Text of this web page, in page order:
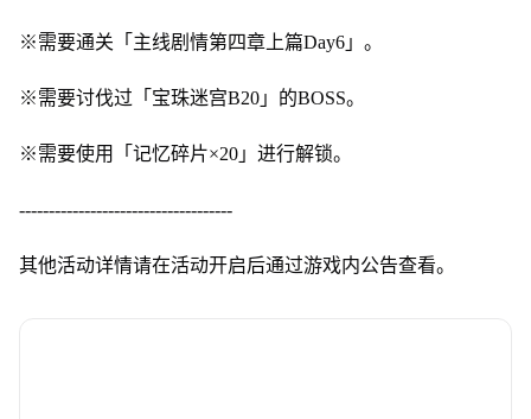
※需要通关「主线剧情第四章上篇Day6」。
※需要讨伐过「宝珠迷宫B20」的BOSS。
※需要使用「记忆碎片×20」进行解锁。
------------------------------------
其他活动详情请在活动开启后通过游戏内公告查看。